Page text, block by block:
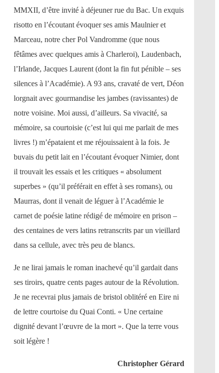
MMXII, d’être invité à déjeuner rue du Bac. Un exquis
risotto en l’écoutant évoquer ses amis Maulnier et
Marceau, notre cher Pol Vandromme (que nous
fêtâmes avec quelques amis à Charleroi), Laudenbach,
l’Irlande, Jacques Laurent (dont la fin fut pénible – ses
silences à l’Académie). A 93 ans, cravaté de vert, Déon
lorgnait avec gourmandise les jambes (ravissantes) de
notre voisine. Moi aussi, d’ailleurs. Sa vivacité, sa
mémoire, sa courtoisie (c’est lui qui me parlait de mes
livres !) m’épataient et me réjouissaient à la fois. Je
buvais du petit lait en l’écoutant évoquer Nimier, dont
il trouvait les essais et les critiques « absolument
superbes » (qu’il préférait en effet à ses romans), ou
Maurras, dont il venait de léguer à l’Académie le
carnet de poésie latine rédigé de mémoire en prison –
des centaines de vers latins retranscrits par un vieillard
dans sa cellule, avec très peu de blancs.
Je ne lirai jamais le roman inachevé qu’il gardait dans
ses tiroirs, quatre cents pages autour de la Révolution.
Je ne recevrai plus jamais de bristol oblitéré en Eire ni
de lettre courtoise du Quai Conti. « Une certaine
dignité devant l’œuvre de la mort ». Que la terre vous
soit légère !
Christopher Gérard